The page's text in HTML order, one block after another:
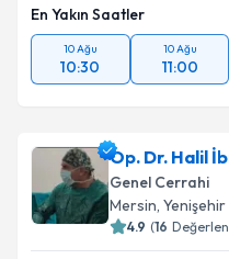
En Yakın Saatler
10 Ağu
10:30
10 Ağu
11:00
Op. Dr. Halil
Genel Cerrahi
Mersin, Yenişehir
4.9 (16